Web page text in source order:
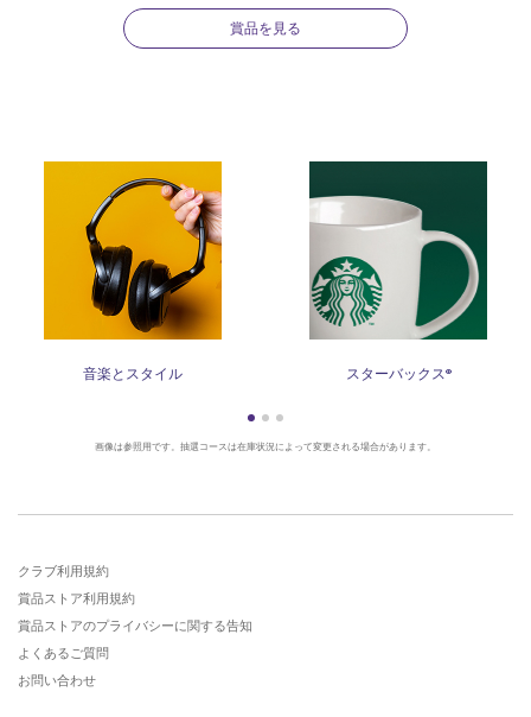
賞品を見る
音楽とスタイル スターバックス®
画像は参照用です。抽選コースは在庫状況によって変更される場合があります。
クラブ利用規約
賞品ストア利用規約
賞品ストアのプライバシーに関する告知
よくあるご質問
お問い合わせ